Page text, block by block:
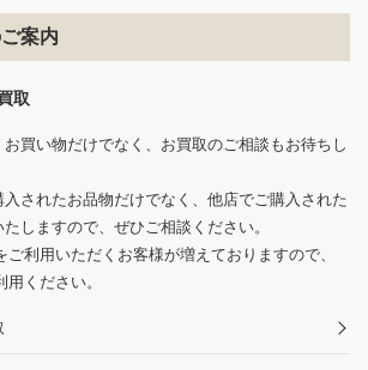
案内
取
買い物だけでなく、お買取のご相談もお待ちし
されたお品物だけでなく、他店でご購入された
しますので、ぜひご相談ください。
利用いただくお客様が増えておりますので、
ください。